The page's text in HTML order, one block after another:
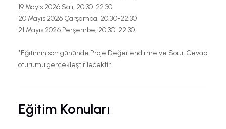
19 Mayıs 2026 Salı, 20.30-22.30
20 Mayıs 2026 Çarşamba, 20.30-22.30
21 Mayıs 2026 Perşembe, 20.30-22.30
*Eğitimin son gününde Proje Değerlendirme ve Soru-Cevap
oturumu gerçekleştirilecektir.
Eğitim Konuları